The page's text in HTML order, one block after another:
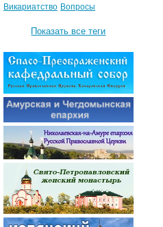
Викариатство Вопросы
Показать все теги